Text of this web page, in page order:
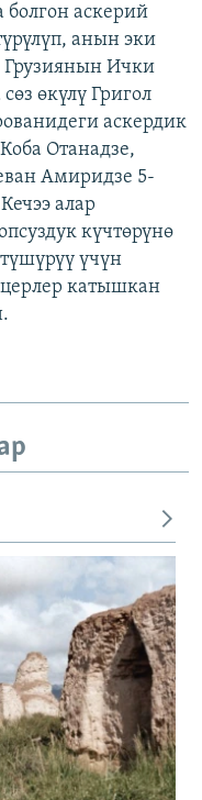
аскерий
анын эки
Ички
өкүлү Григол
аскердик
Отанадзе,
Амиридзе 5-
алар
күчтөрүнө
үчүн
катышкан